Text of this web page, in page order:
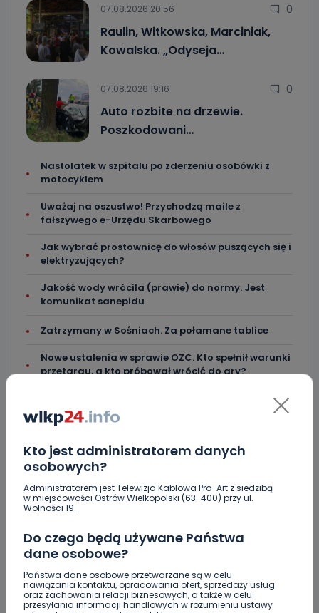
Kto jest administratorem danych
osobowych?
Administratorem jest Telewizja Kablowa Pro-Art z siedzibą
w miejscowości Ostrów Wielkopolski (63-400) przy ul.
Wolności 19.
Do czego będą używane Państwa
dane osobowe?
Państwa dane osobowe przetwarzane są w celu
nawiązania kontaktu, opracowania ofert, sprzedaży usług
oraz zachowania relacji biznesowych, a także w celu
przesyłania informacji handlowych w rozumieniu ustawy
07.08.2026 20:56 0
Raulin, Witkowska, Marciniak,
Kowalska. „Odyseja…
07.08.2026 19:16 0
Auto rozbite na drzewie.
Poszkodowani…
Nastolatek w szpitalu po zderzeniu osobówki z
motocyklem
Uważaj na oszustwo! Przychodzą maile z
fałszywego e-Urzędu Skarbowego
Jak wybrać prostownicę do włosów puszących się i
elektryzujących?
Jakość wody wróciła (prawie) do normy. Jest
komunikat sanepidu
Zatrzymany w Sośniach. Za połamane tablice
Nowe ustalenia w sprawie OZC. Kto spełnił warunki
przetargu, a kto próbował wrócić do gry?
Rozpoczęły się konsultacje
większy?
Ile jest klimy w szpitalu? Sprawdzamy w regionie
Więcej pieniędzy dla OSP w gminie Ostrów.